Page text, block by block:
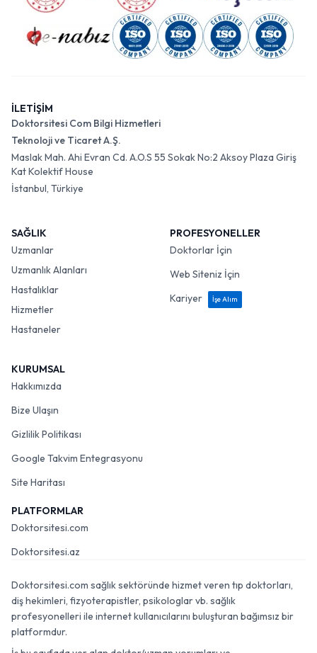
İLETİŞİM
Doktorsitesi Com Bilgi Hizmetleri
Teknoloji ve Ticaret A.Ş.
Maslak Mah. Ahi Evran Cd. A.O.S 55 Sokak No:2 Aksoy Plaza Giriş
Kat Kolektif House
İstanbul, Türkiye
SAĞLIK
Uzmanlar
Uzmanlık Alanları
Hastalıklar
Hizmetler
Hastaneler
PROFESYONELLER
Doktorlar İçin
Web Siteniz İçin
Kariyer
İşe Alım
KURUMSAL
Hakkımızda
Bize Ulaşın
Gizlilik Politikası
Google Takvim Entegrasyonu
Site Haritası
PLATFORMLAR
Doktorsitesi.com
Doktorsitesi.az
Doktorsitesi.com sağlık sektöründe hizmet veren tıp doktorları,
diş hekimleri, fizyoterapistler, psikologlar vb. sağlık
profesyonelleri ile internet kullanıcılarını buluşturan bağımsız bir
platformdur.